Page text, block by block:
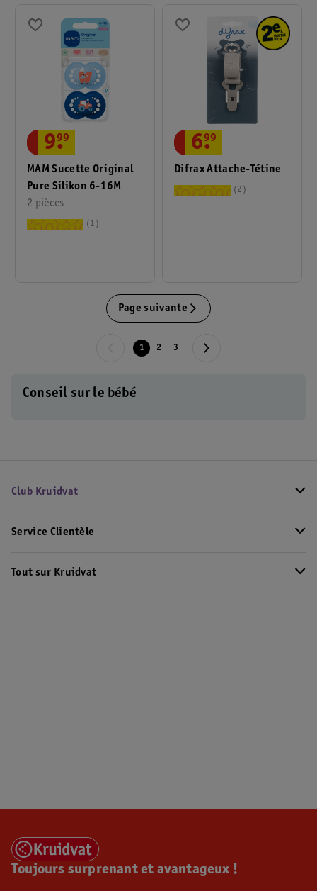
MAM Sucette Original
Pure Silikon 6-16M
2 pièces
9.
99
1
Difrax Attache-Tétine
6.
99
2
Page suivante
1 2 3
Conseil sur le bébé
Club Kruidvat
Service Clientèle
Tout sur Kruidvat
Toujours surprenant et avantageux !